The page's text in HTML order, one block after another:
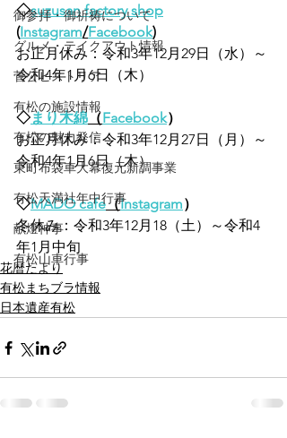
御参拝・御祈祷について
グルメ・テイクアウト情報
菅公ヒストリア
有松の施設情報
有松の魅力発信
東町布袋車大幕復元新調事業
有松天満社年中行事
献燈神事
有松山車行事
◇suzusan factory shop
(Instagram/Facebook)
お正月休み：令和3年12月29日（水）～
令和4年1月6日（木）
◇まり木綿 （Facebook）
お正月休み：令和3年12月27日（月）～
令和4年1月6日（木）
◇MADO cafe（Instagram）
冬休み：令和3年12月18（土）～令和4
年1月中旬
花暦たより
有松まちブラ情報
日本遺産有松